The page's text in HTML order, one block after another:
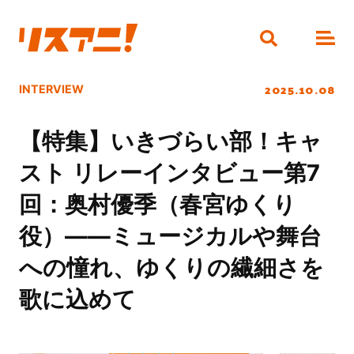
INTERVIEW 2025.10.08
【特集】いきづらい部！キャ
スト リレーインタビュー第7
回：奥村優季（春宮ゆくり
役）――ミュージカルや舞台
への憧れ、ゆくりの繊細さを
歌に込めて